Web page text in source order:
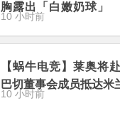
胸露出「白嫩奶球」
露！
10 小时前
【蜗牛电竞】莱奥将
巴切董事会成员抵达米
10 小时前